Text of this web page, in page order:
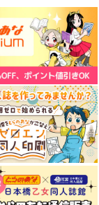
759円 （税込）
サンプル
作品詳細
となりの信國さんは俺
のことが好きな気がす
る 2
白泉社
715 円（税込）
カート